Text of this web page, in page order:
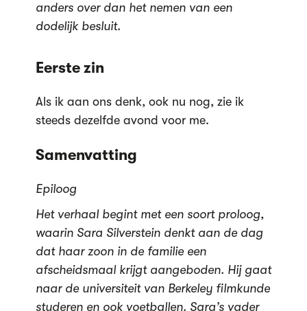
anders over dan het nemen van een
dodelijk besluit.
Eerste zin
Als ik aan ons denk, ook nu nog, zie ik
steeds dezelfde avond voor me.
Samenvatting
Epiloog
Het verhaal begint met een soort proloog,
waarin Sara Silverstein denkt aan de dag
dat haar zoon in de familie een
afscheidsmaal krijgt aangeboden. Hij gaat
naar de universiteit van Berkeley filmkunde
studeren en ook voetballen. Sara’s vader